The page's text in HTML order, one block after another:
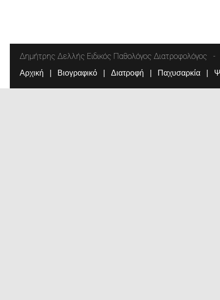
Δημήτρης Δελλής Ειδικός Παθολόγος Διατροφολόγος
Αρχική Βιογραφικό Διατροφή Παχυσαρκία